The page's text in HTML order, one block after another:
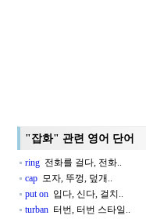
"잡화" 관련 영어 단어
ring 전화를 걸다, 전화..
cap 모자, 뚜껑, 덮개..
put on 입다, 신다, 걸치..
turban 터번, 터번 스타일..